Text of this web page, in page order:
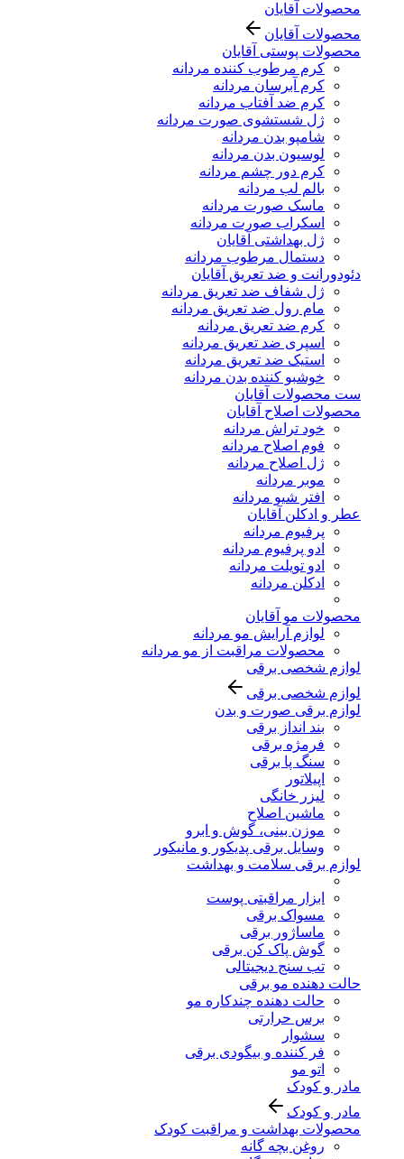
محصولات آقایان
محصولات آقایان
محصولات پوستی آقایان
کرم مرطوب کننده مردانه
کرم آبرسان مردانه
کرم ضد آفتاب مردانه
ژل شستشوی صورت مردانه
شامپو بدن مردانه
لوسیون بدن مردانه
کرم دور چشم مردانه
بالم لب مردانه
ماسک صورت مردانه
اسکراب صورت مردانه
ژل بهداشتی آقایان
دستمال مرطوب مردانه
دئودورانت و ضد تعریق آقایان
ژل شفاف ضد تعریق مردانه
مام رول ضد تعریق مردانه
کرم ضد تعریق مردانه
اسپری ضد تعریق مردانه
استیک ضد تعریق مردانه
خوشبو کننده بدن مردانه
ست محصولات آقایان
محصولات اصلاح آقایان
خود تراش مردانه
فوم اصلاح مردانه
ژل اصلاح مردانه
موبر مردانه
افتر شیو مردانه
عطر و ادکلن آقایان
پرفیوم مردانه
ادو پرفیوم مردانه
ادو تویلت مردانه
ادکلن مردانه
محصولات مو آقایان
لوازم آرایش مو مردانه
محصولات مراقبت از مو مردانه
لوازم شخصی برقی
لوازم شخصی برقی
لوازم برقی صورت و بدن
بند انداز برقی
فرمژه برقی
سنگ پا برقی
اپیلاتور
لیزر خانگی
ماشین اصلاح
موزن بینی، گوش و ابرو
وسایل برقی پدیکور و مانیکور
لوازم برقی سلامت و بهداشت
ابزار مراقبتی پوست
مسواک برقی
ماساژور برقی
گوش پاک کن برقی
تب سنج دیجیتالی
حالت دهنده مو برقی
حالت دهنده چندکاره مو
برس حرارتی
سشوار
فر کننده و بیگودی برقی
اتو مو
مادر و کودک
مادر و کودک
محصولات بهداشت و مراقبت کودک
روغن بچه گانه